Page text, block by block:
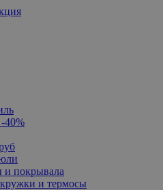
40%
и покрывала
и термосы